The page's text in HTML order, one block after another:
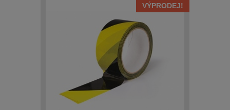
VÝPRODEJ!